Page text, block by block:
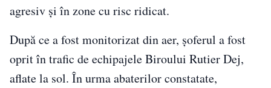
agresiv și în zone cu risc ridicat.
După ce a fost monitorizat din aer, șoferul a fost
oprit în trafic de echipajele Biroului Rutier Dej,
aflate la sol. În urma abaterilor constatate,